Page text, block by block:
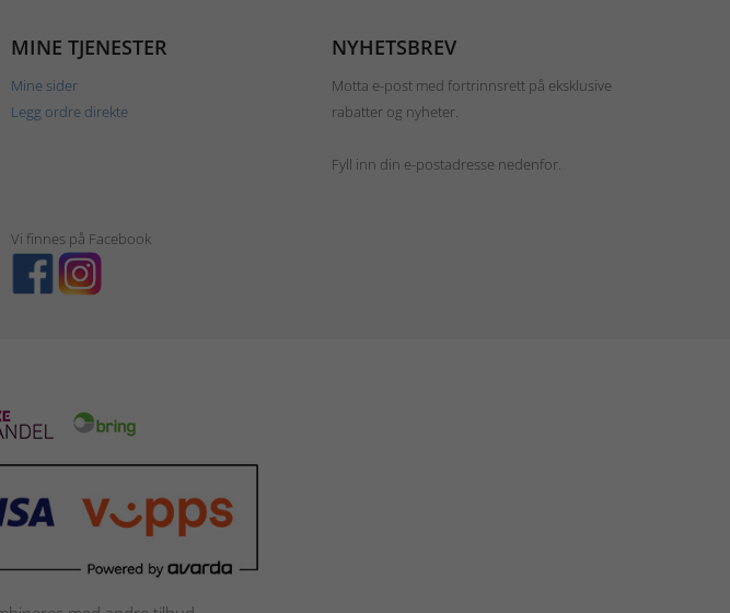
MINE TJENESTER
Mine sider
Legg ordre direkte
NYHETSBREV
Motta e-post med fortrinnsrett på eksklusive
rabatter og nyheter.
Fyll inn din e-postadresse nedenfor.
Vi finnes på Facebook